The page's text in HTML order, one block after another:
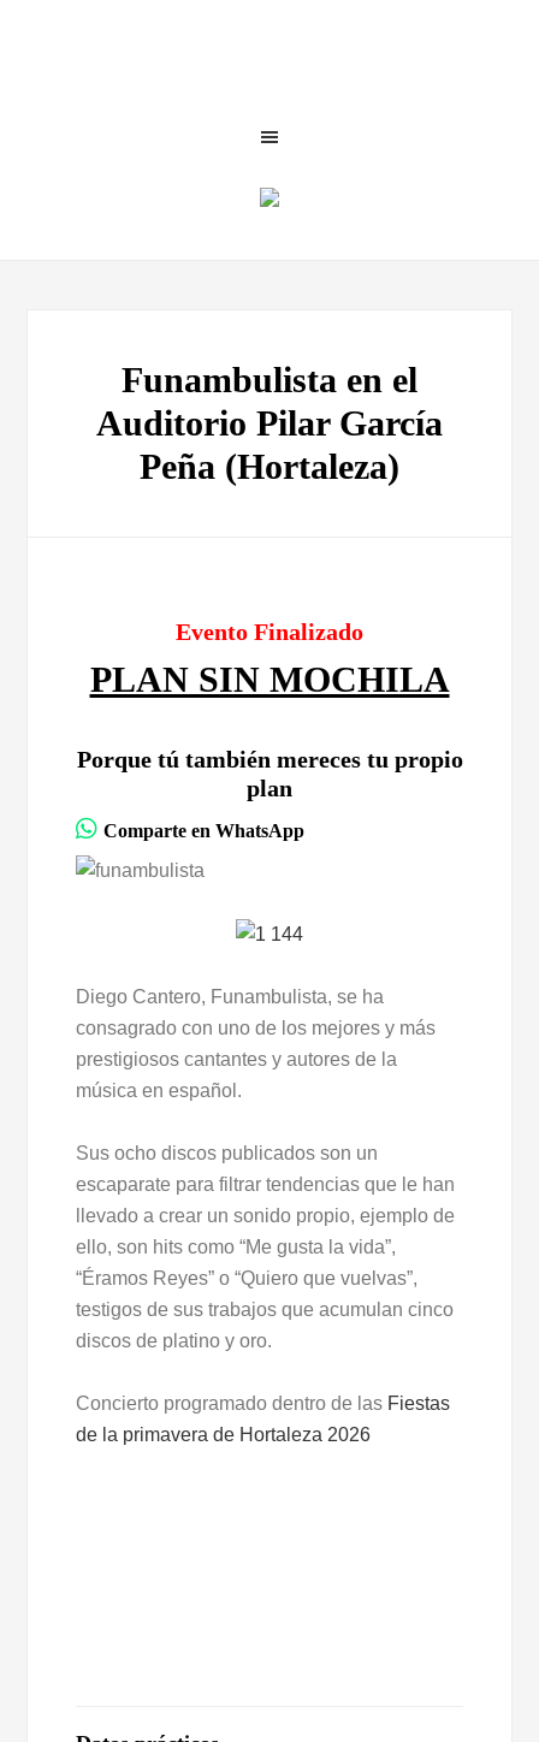
Funambulista en el
Auditorio Pilar García
Peña (Hortaleza)
Evento Finalizado
PLAN SIN MOCHILA
Porque tú también mereces tu propio
plan
Comparte en WhatsApp
Diego Cantero, Funambulista, se ha
consagrado con uno de los mejores y más
prestigiosos cantantes y autores de la
música en español.
Sus ocho discos publicados son un
escaparate para filtrar tendencias que le han
llevado a crear un sonido propio, ejemplo de
ello, son hits como “Me gusta la vida”,
“Éramos Reyes” o “Quiero que vuelvas”,
testigos de sus trabajos que acumulan cinco
discos de platino y oro.
Concierto programado dentro de las Fiestas
de la primavera de Hortaleza 2026